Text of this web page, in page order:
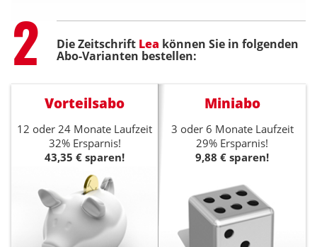
Step
2 Die Zeitschrift Lea können Sie in folgenden
Abo-Varianten bestellen:
Vorteilsabo
12 oder 24 Monate Laufzeit
32% Ersparnis!
43,35 € sparen!
Miniabo
3 oder 6 Monate Laufzeit
29% Ersparnis!
9,88 € sparen!